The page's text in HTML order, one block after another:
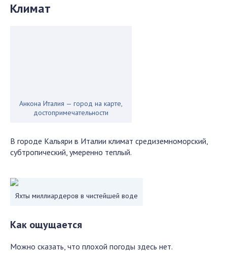
Климат
Анкона Италия — город на карте,
достопримечательности
В городе Кальяри в Италии климат средиземноморский,
субтропический, умеренно теплый.
Яхты миллиардеров в чистейшей воде
Как ощущается
Можно сказать, что плохой погоды здесь нет.